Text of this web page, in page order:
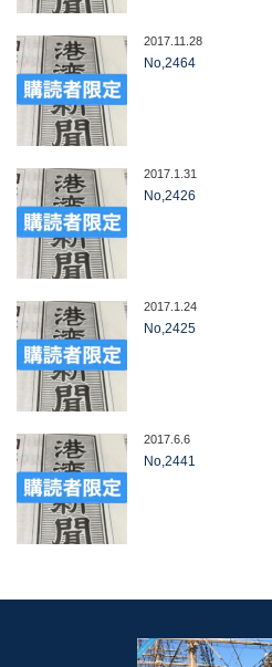
2017.11.28
No,2464
2017.1.31
No,2426
2017.1.24
No,2425
2017.6.6
No,2441